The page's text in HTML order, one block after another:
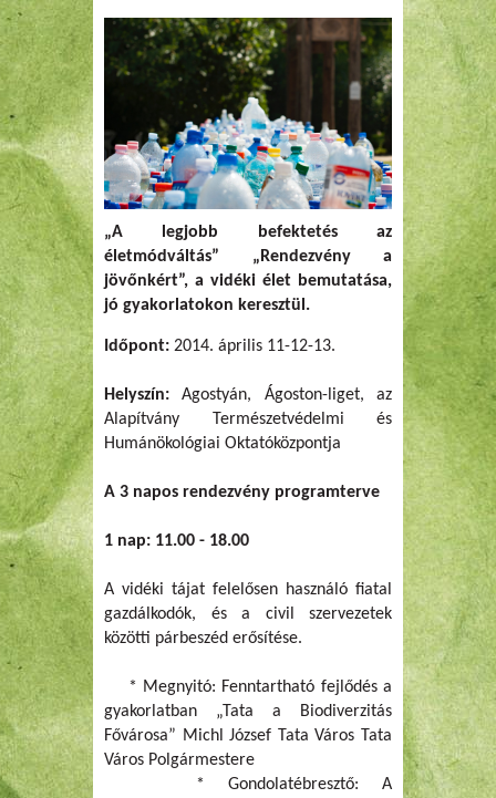
„A legjobb befektetés az
életmódváltás” „Rendezvény a
jövőnkért”, a vidéki élet bemutatása,
jó gyakorlatokon keresztül.
Időpont: 2014. április 11-12-13.
Helyszín: Agostyán, Ágoston-liget, az
Alapítvány Természetvédelmi és
Humánökológiai Oktatóközpontja
A 3 napos rendezvény programterve
1 nap: 11.00 - 18.00
A vidéki tájat felelősen használó fiatal
gazdálkodók, és a civil szervezetek
közötti párbeszéd erősítése.
* Megnyitó: Fenntartható fejlődés a
gyakorlatban „Tata a Biodiverzitás
Fővárosa” Michl József Tata Város Tata
Város Polgármestere
* Gondolatébresztő: A